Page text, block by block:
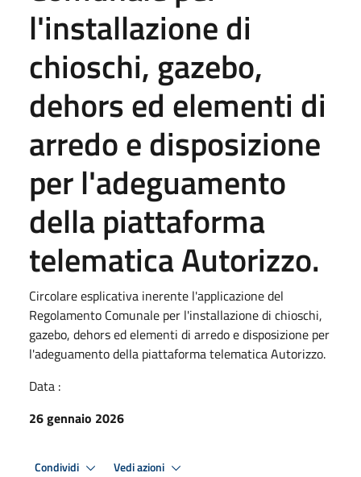
l'installazione di
chioschi, gazebo,
dehors ed elementi di
arredo e disposizione
per l'adeguamento
della piattaforma
telematica Autorizzo.
Circolare esplicativa inerente l'applicazione del
Regolamento Comunale per l'installazione di chioschi,
gazebo, dehors ed elementi di arredo e disposizione per
l'adeguamento della piattaforma telematica Autorizzo.
Data :
26 gennaio 2026
Condividi Vedi azioni